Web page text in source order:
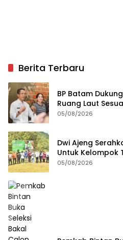
Berita Terbaru
BP Batam
Ruang Laut
undangan
05/08/2026
Dwi Ajeng
Untuk Kelompok
05/08/2026